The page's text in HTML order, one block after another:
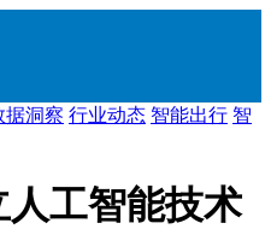
据洞察 行业动态 智能出行 智
工智能技术